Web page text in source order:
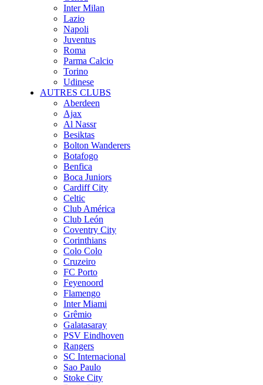
Inter Milan
Lazio
Napoli
Juventus
Roma
Parma Calcio
Torino
Udinese
AUTRES CLUBS
Aberdeen
Ajax
Al Nassr
Besiktas
Bolton Wanderers
Botafogo
Benfica
Boca Juniors
Cardiff City
Celtic
Club América
Club León
Coventry City
Corinthians
Colo Colo
Cruzeiro
FC Porto
Feyenoord
Flamengo
Inter Miami
Grêmio
Galatasaray
PSV Eindhoven
Rangers
SC Internacional
Sao Paulo
Stoke City